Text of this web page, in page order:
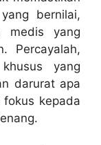
bernilai,
medis yang
Percayalah,
yang
darurat apa
kepada